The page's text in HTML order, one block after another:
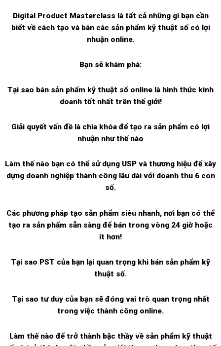
Digital Product Masterclass là tất cả những gì bạn cần
biết về cách tạo và bán các sản phẩm kỹ thuật số có lợi
nhuận online.
Bạn sẽ khám phá:
Tại sao bán sản phẩm kỹ thuật số online là hình thức kinh
doanh tốt nhất trên thế giới!
Giải quyết vấn đề là chìa khóa để tạo ra sản phẩm có lợi
nhuận như thế nào
Làm thế nào bạn có thể sử dụng USP và thương hiệu để xây
dựng doanh nghiệp thành công lâu dài với doanh thu 6 con
số.
Các phương pháp tạo sản phẩm siêu nhanh, nơi bạn có thể
tạo ra sản phẩm sẵn sàng để bán trong vòng 24 giờ hoặc
ít hơn!
Tại sao PST của bạn lại quan trọng khi bán sản phẩm kỹ
thuật số.
Tại sao tư duy của bạn sẽ đóng vai trò quan trọng nhất
trong việc thành công online.
Làm thế nào để trở thành bậc thầy về sản phẩm kỹ thuật